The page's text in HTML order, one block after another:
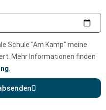
Schule "Am Kamp" meine
Mehr Informationen finden